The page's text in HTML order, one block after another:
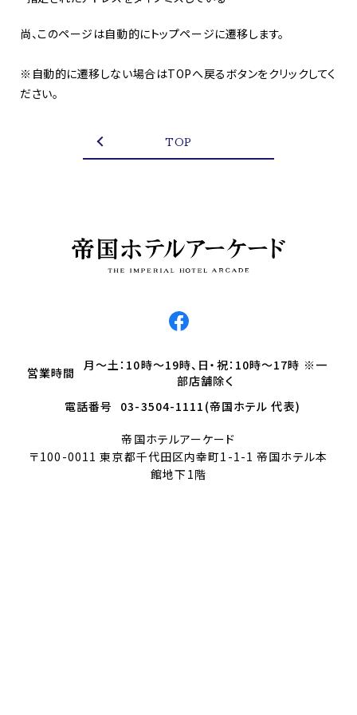
尚、このページは自動的にトップページに遷移します。
※自動的に遷移しない場合はTOPへ戻るボタンをクリックしてく
ださい。
TOP
営業時間
月～土：10時～19時、日・祝：10時～17時 ※一
部店舗除く
電話番号
03-3504-1111(帝国ホテル 代表)
帝国ホテルアーケード
〒100-0011 東京都千代田区内幸町1-1-1 帝国ホテル本
館地下1階